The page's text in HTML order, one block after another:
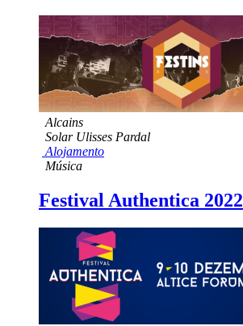
Alcains
Solar Ulisses Pardal
Alojamento
Música
Festival Authentica 2022